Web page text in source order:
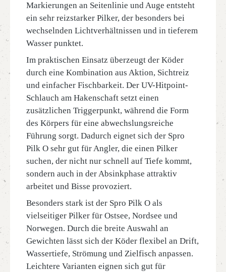
Markierungen an Seitenlinie und Auge entsteht
ein sehr reizstarker Pilker, der besonders bei
wechselnden Lichtverhältnissen und in tieferem
Wasser punktet.
Im praktischen Einsatz überzeugt der Köder
durch eine Kombination aus Aktion, Sichtreiz
und einfacher Fischbarkeit. Der UV-Hitpoint-
Schlauch am Hakenschaft setzt einen
zusätzlichen Triggerpunkt, während die Form
des Körpers für eine abwechslungsreiche
Führung sorgt. Dadurch eignet sich der Spro
Pilk O sehr gut für Angler, die einen Pilker
suchen, der nicht nur schnell auf Tiefe kommt,
sondern auch in der Absinkphase attraktiv
arbeitet und Bisse provoziert.
Besonders stark ist der Spro Pilk O als
vielseitiger Pilker für Ostsee, Nordsee und
Norwegen. Durch die breite Auswahl an
Gewichten lässt sich der Köder flexibel an Drift,
Wassertiefe, Strömung und Zielfisch anpassen.
Leichtere Varianten eignen sich gut für